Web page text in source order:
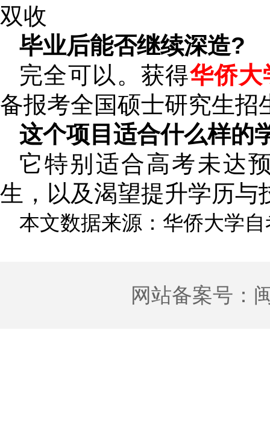
毕业后能否继续深造?
完全可以。获得华侨大
备报考全国硕士研究生招
这个项目适合什么样的
它特别适合高考未达
生，以及渴望提升学历与
本文数据来源：华侨大学
网站备案号：